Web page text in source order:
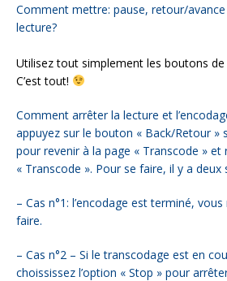
Comment mettre: pause, retour/
lecture?
Utilisez tout simplement les boutons
C’est tout!
Comment arrêter la lecture et
appuyez sur le bouton « Back/Retour »
pour revenir à la page « Transcode » et
« Transcode ». Pour se faire, il y a deux
– Cas n°1: l’encodage est terminé, vous
faire.
– Cas n°2 – Si le transcodage est en
choississez l’option « Stop » pour